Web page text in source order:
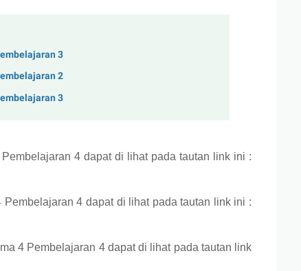
3
2
3
4 dapat di lihat pada tautan link ini :
Pembelajaran 4 dapat di lihat pada tautan link ini :
4 Pembelajaran 4 dapat di lihat pada tautan link